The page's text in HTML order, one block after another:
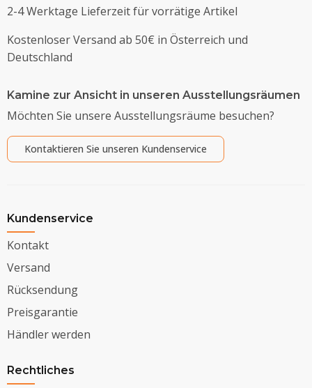
2-4 Werktage Lieferzeit für vorrätige Artikel
Kostenloser Versand ab 50€ in Österreich und
Deutschland
Kamine zur Ansicht in unseren Ausstellungsräumen
Möchten Sie unsere Ausstellungsräume besuchen?
Kontaktieren Sie unseren Kundenservice
Kundenservice
Kontakt
Versand
Rücksendung
Preisgarantie
Händler werden
Rechtliches